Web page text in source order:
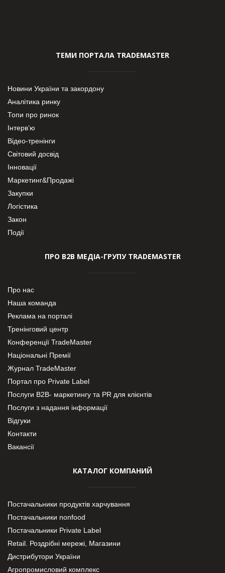
ТЕМИ ПОРТАЛА TRADEMASTER
Новини України та закордону
Аналітика ринку
Топи про ринок
Інтерв’ю
Відео-тренінги
Світовий досвід
Інновації
Маркетинг&Продажі
Закупки
Логістика
Закон
Події
ПРО В2В МЕДІА-ГРУПУ TRADEMASTER
Про нас
Наша команда
Реклама на порталі
Тренінговий центр
Конференції TradeMaster
Національні Премії
Журнал TradeMaster
Портал про Private Label
Послуги В2В- маркетингу та PR для клієнтів
Послуги з надання інформації
Відгуки
Контакти
Вакансії
КАТАЛОГ КОМПАНИЙ
Постачальники продуктів харчування
Постачальники nonfood
Постачальники Private Label
Retail. Роздрібні мережі, Магазини
Дистрибутори України
Агропромисловий комплекс